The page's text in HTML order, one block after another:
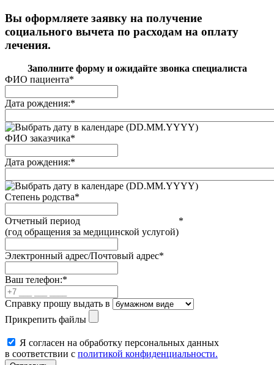
Вы оформляете заявку на получение
социального вычета по расходам на оплату
лечения.
Заполните форму и ожидайте звонка специалиста
ФИО пациента*
Дата рождения:*
(DD.MM.YYYY)
ФИО заказчика*
Дата рождения:*
(DD.MM.YYYY)
Степень родства*
Отчетный период
(год обращения за медицинской услугой)
*
Электронный адрес/Почтовый адрес*
Ваш телефон:*
Справку прошу выдать в
Прикрепить файлы
Я согласен на обработку персональных данных
в соответствии с политикой конфиденциальности.